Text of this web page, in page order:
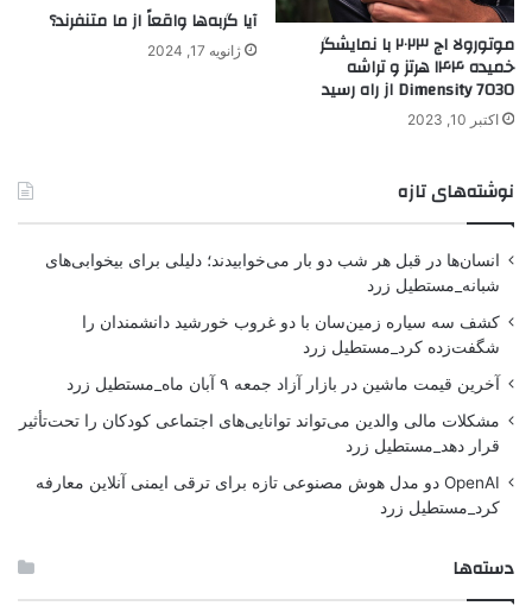
موتورولا اج ۲۰۲۳ با نمایشگر
خمیده ۱۴۴ هرتز و تراشه
Dimensity 7030 از راه رسید
اکتبر 10, 2023
آیا گربه‌ها واقعاً از ما متنفرند؟
ژانویه 17, 2024
نوشته‌های تازه
انسان‌ها در قبل هر شب دو بار می‌خوابیدند؛ دلیلی برای بیخوابی‌های
شبانه_مستطیل زرد
کشف سه سیاره زمین‌سان با دو غروب خورشید دانشمندان را
شگفت‌زده کرد_مستطیل زرد
آخرین قیمت ماشین در بازار آزاد جمعه ۹ آبان ماه_مستطیل زرد
مشکلات مالی والدین می‌تواند توانایی‌های اجتماعی کودکان را تحت‌تأثیر
قرار دهد_مستطیل زرد
OpenAI دو مدل هوش مصنوعی تازه برای ترقی ایمنی آنلاین معارفه
کرد_مستطیل زرد
دسته‌ها